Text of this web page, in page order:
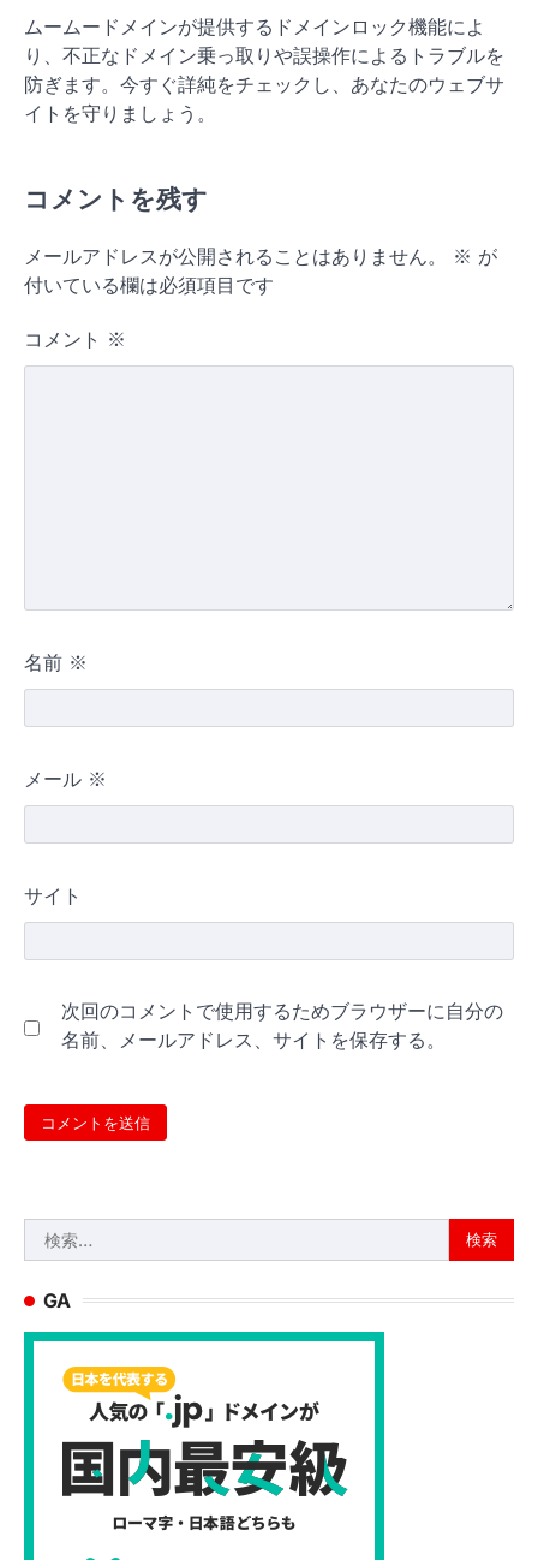
ムームードメインが提供するドメインロック機能によ
り、不正なドメイン乗っ取りや誤操作によるトラブルを
防ぎます。今すぐ詳純をチェックし、あなたのウェブサ
イトを守りましょう。
コメントを残す
メールアドレスが公開されることはありません。 ※ が
付いている欄は必須項目です
コメント ※
名前 ※
メール ※
サイト
次回のコメントで使用するためブラウザーに自分の
名前、メールアドレス、サイトを保存する。
索:
GA